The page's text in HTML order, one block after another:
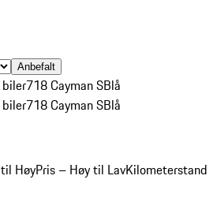
Anbefalt
biler718 Cayman SBlå
biler718 Cayman SBlå
HøyPris – Høy til LavKilometerstand